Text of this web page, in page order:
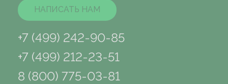
НАПИСАТЬ НАМ
+7 (499) 242-90-85
+7 (499) 212-23-51
8 (800) 775-03-81